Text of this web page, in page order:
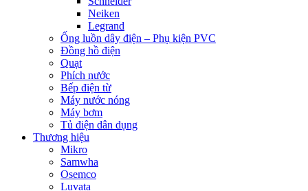
Neiken
Legrand
Ống luồn dây điện – Phụ kiện PVC
Đồng hồ điện
Quạt
Phích nước
Bếp điện từ
Máy nước nóng
Máy bơm
Tủ điện dân dụng
Thương hiệu
Mikro
Samwha
Osemco
Luvata